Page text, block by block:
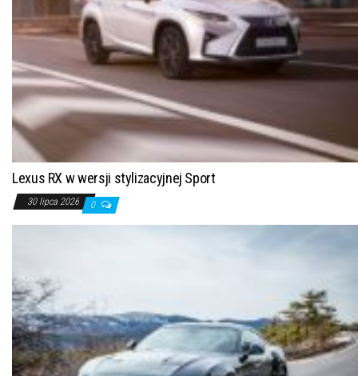
Lexus RX w wersji stylizacyjnej Sport
30 lipca 2026 0